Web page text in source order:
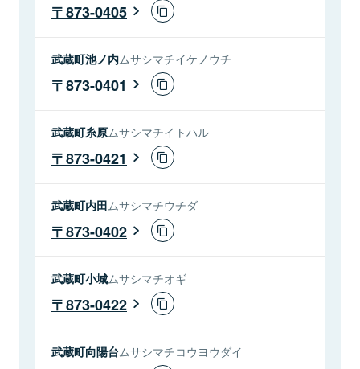
873-0405
武蔵町池ノ内ムサシマチイケノウチ
873-0401
武蔵町糸原ムサシマチイトハル
873-0421
武蔵町内田 ムサシマチウチダ
873-0402
武蔵町小城ムサシマチオギ
873-0422
武蔵町向陽台 ムサシマチコウヨウダイ